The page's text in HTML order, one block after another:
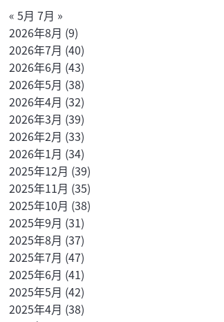
« 5月 7月 »
2026年8月 (9)
2026年7月 (40)
2026年6月 (43)
2026年5月 (38)
2026年4月 (32)
2026年3月 (39)
2026年2月 (33)
2026年1月 (34)
2025年12月 (39)
2025年11月 (35)
2025年10月 (38)
2025年9月 (31)
2025年8月 (37)
2025年7月 (47)
2025年6月 (41)
2025年5月 (42)
2025年4月 (38)